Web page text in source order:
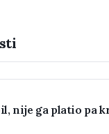
nije ga platio pa